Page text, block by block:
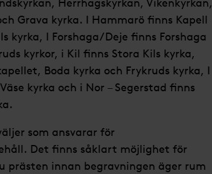
Grava kyrka. I Hammarö finns Kapell
kyrka, I Forshaga/Deje finns Forshaga
kyrkor, i Kil finns Stora Kils kyrka,
Boda kyrka och Frykruds kyrka, I
kyrka och i Nor – Segerstad finns
som ansvarar för
Det finns såklart möjlighet för
prästen innan begravningen äger rum